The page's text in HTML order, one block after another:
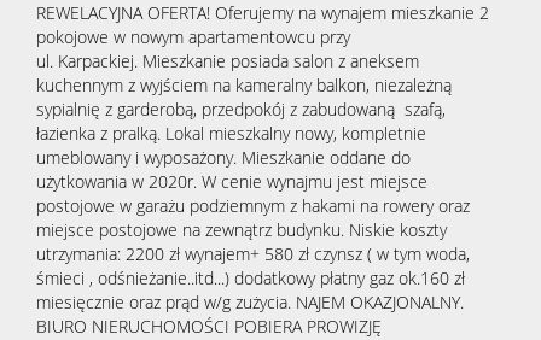
REWELACYJNA OFERTA! Oferujemy na wynajem mieszkanie 2
pokojowe w nowym apartamentowcu przy
ul. Karpackiej. Mieszkanie posiada salon z aneksem
kuchennym z wyjściem na kameralny balkon, niezależną
sypialnię z garderobą, przedpokój z zabudowaną szafą,
łazienka z pralką. Lokal mieszkalny nowy, kompletnie
umeblowany i wyposażony. Mieszkanie oddane do
użytkowania w 2020r. W cenie wynajmu jest miejsce
postojowe w garażu podziemnym z hakami na rowery oraz
miejsce postojowe na zewnątrz budynku. Niskie koszty
utrzymania: 2200 zł wynajem+ 580 zł czynsz ( w tym woda,
śmieci , odśnieżanie..itd...) dodatkowy płatny gaz ok.160 zł
miesięcznie oraz prąd w/g zużycia. NAJEM OKAZJONALNY.
BIURO NIERUCHOMOŚCI POBIERA PROWIZJĘ